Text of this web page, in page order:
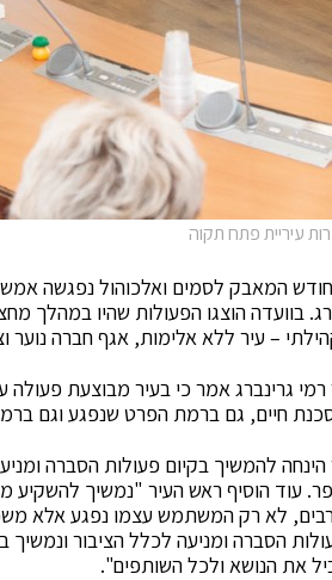
עיריית פתח תקוה
המאבק לסמים ואלכוהול נפגשה אמש
בוועדה הוצגו הפעולות שהיו במהלך
– עיר ללא אלימות, אגף חברה נוער
גרינברג אמר כי בעיר מבוצעת פעולה
חיים, גם ברמת הפרט שנפגע וגם
להמשיך בקיום פעולות הסברה
עוד הוסיף ראש העיר "נמשיך להשקיע
לא רק המשתמש עצמו נפגע אלא
הסברה ומניעה לכלל הציבור
את הנושא ולכל השותפים".